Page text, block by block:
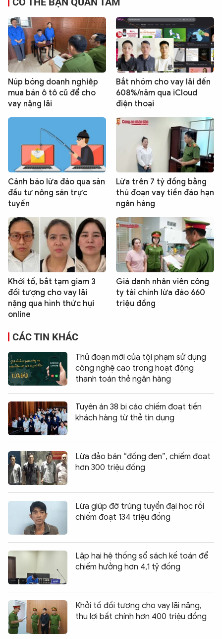
Núp bóng doanh nghiệp
mua bán ô tô cũ để cho
vay nặng lãi
Bắt nhóm cho vay lãi đến
608%/năm qua iCloud
điện thoại
Cảnh báo lừa đảo qua sàn
đầu tư nông sản trực
tuyến
Lừa trên 7 tỷ đồng bằng
thủ đoạn vay tiền đáo hạn
ngân hàng
Khởi tố, bắt tạm giam 3
đối tượng cho vay lãi
nặng qua hình thức hụi
online
Giả danh nhân viên công
ty tài chính lừa đảo 660
triệu đồng
CÁC TIN KHÁC
Thủ đoạn mới của tội phạm sử dụng
công nghệ cao trong hoạt động
thanh toán thẻ ngân hàng
Tuyên án 38 bị cáo chiếm đoạt tiền
khách hàng từ thẻ tín dụng
Lừa đảo bán “đồng đen”, chiếm đoạt
hơn 300 triệu đồng
Lừa giúp đỡ trúng tuyển đại học rồi
chiếm đoạt 134 triệu đồng
Lập hai hệ thống sổ sách kế toán để
chiếm hưởng hơn 4,1 tỷ đồng
Khởi tố đối tượng cho vay lãi nặng,
thu lợi bất chính hơn 400 triệu đồng